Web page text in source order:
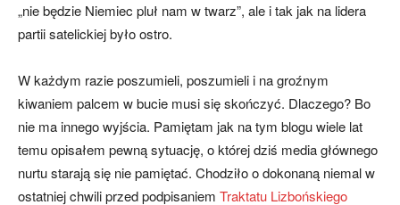
„nie będzie Niemiec pluł nam w twarz”, ale i tak jak na lidera
partii satelickiej było ostro.
W każdym razie poszumieli, poszumieli i na groźnym
kiwaniem palcem w bucie musi się skończyć. Dlaczego? Bo
nie ma innego wyjścia. Pamiętam jak na tym blogu wiele lat
temu opisałem pewną sytuację, o której dziś media głównego
nurtu starają się nie pamiętać. Chodziło o dokonaną niemal w
ostatniej chwili przed podpisaniem Traktatu Lizbońskiego